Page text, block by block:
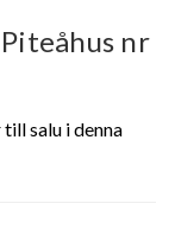
nr
salu i denna